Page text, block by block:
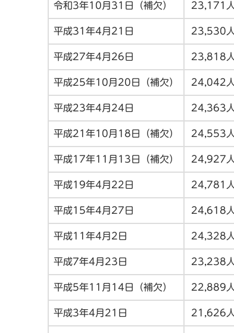
令和3年10月31日（補欠） 23,171人
平成31年4月21日 23,530人
平成27年4月26日 23,818人
平成25年10月20日（補欠） 24,042人
平成23年4月24日 24,363人
平成21年10月18日（補欠） 24,553人
平成17年11月13日（補欠） 24,927人
平成19年4月22日 24,781人
平成15年4月27日 24,618人
平成11年4月2日 24,328人
平成7年4月23日 23,238人
平成5年11月14日（補欠） 22,889人
平成3年4月21日 21,626人